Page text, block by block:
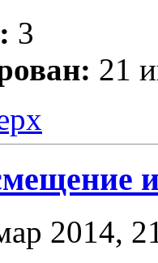
3
21
2014,